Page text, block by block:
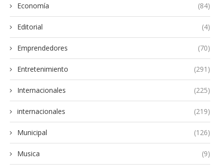
Economía (84)
Editorial (4)
Emprendedores (70)
Entretenimiento (291)
Internacionales (225)
internacionales (219)
Municipal (126)
Musica (9)